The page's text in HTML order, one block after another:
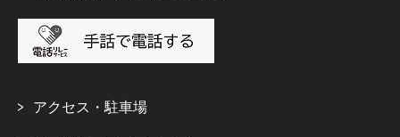
アクセス・駐車場